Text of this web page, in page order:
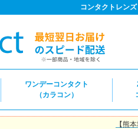
コンタクトレン
ワンデーコンタクト
（カラコン）
【熊